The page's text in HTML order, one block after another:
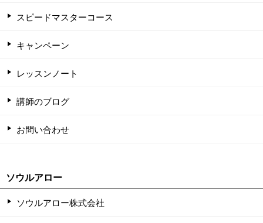
スピードマスターコース
キャンペーン
レッスンノート
講師のブログ
お問い合わせ
ソウルアロー
ソウルアロー株式会社